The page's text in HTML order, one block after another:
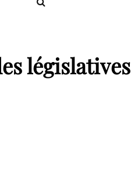
SEARCH
législatives